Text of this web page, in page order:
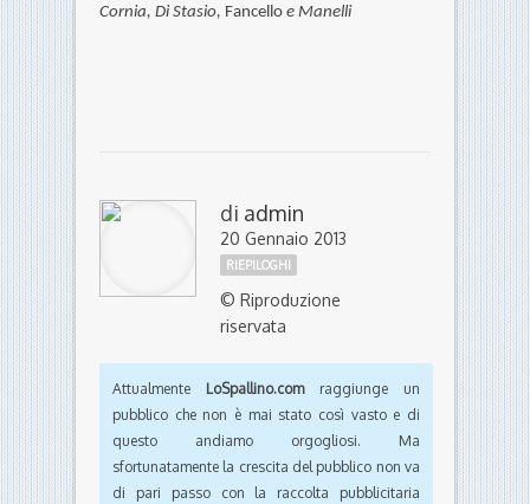
Cornia, Di Stasio, Fancello e Manelli
di admin
20 Gennaio 2013
RIEPILOGHI
© Riproduzione
riservata
Attualmente LoSpallino.comraggiunge un
pubblico che non è mai stato così vasto e di
questo andiamo orgogliosi. Ma
sfortunatamente la crescita del pubblico non va
di pari passo con la raccolta pubblicitaria